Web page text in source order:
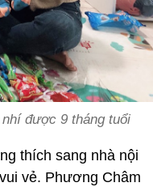
được 9 tháng tuổi
thích sang nhà nội
vẻ. Phương Châm